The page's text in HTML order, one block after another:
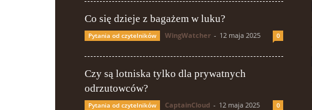
Co się dzieje z bagażem w luku?
Pytania od czytelników WingWatcher - 12 maja 2025 0
Czy są lotniska tylko dla prywatnych
odrzutowców?
Pytania od czytelników CaptainCloud - 12 maja 2025 0